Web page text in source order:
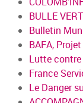
BULLE
Bulletin
BAFA,
Lutte contre
France
Le Danger